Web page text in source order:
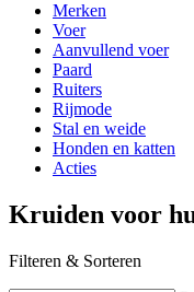
Merken
Voer
Aanvullend voer
Paard
Ruiters
Rijmode
Stal en weide
Honden en katten
Acties
Kruiden voor
Filteren & Sorteren